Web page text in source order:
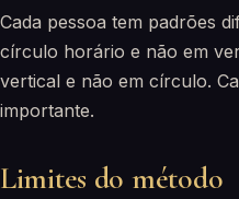
Cada pessoa tem padrões
círculo horário e não em
vertical e não em círculo.
importante.
Limites do método